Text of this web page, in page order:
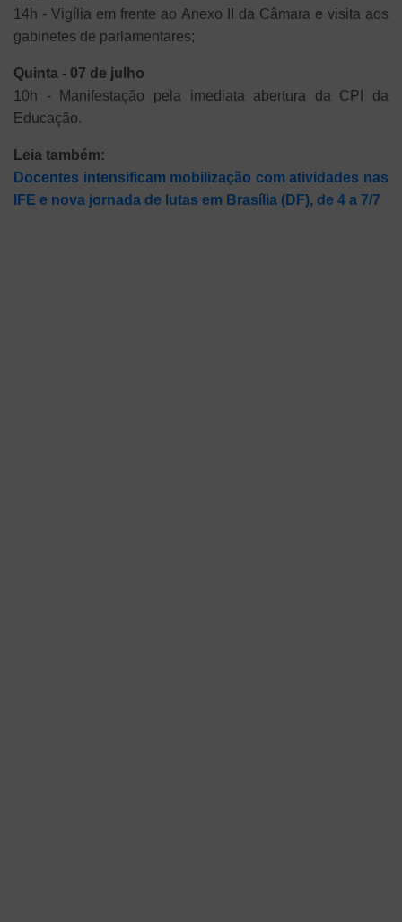
14h - Vigília em frente ao Anexo II da Câmara e visita aos
gabinetes de parlamentares;
Quinta - 07 de julho
10h - Manifestação pela imediata abertura da CPI da
Educação.
Leia também:
Docentes intensificam mobilização com atividades nas
IFE e nova jornada de lutas em Brasília (DF), de 4 a 7/7